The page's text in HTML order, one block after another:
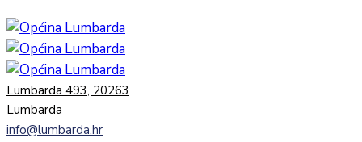
Lumbarda 493, 20263
Lumbarda
info@lumbarda.hr